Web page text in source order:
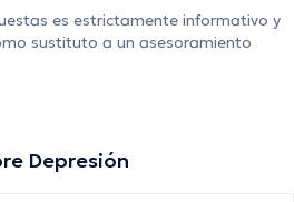
es estrictamente informativo y
sustituto a un asesoramiento
Depresión